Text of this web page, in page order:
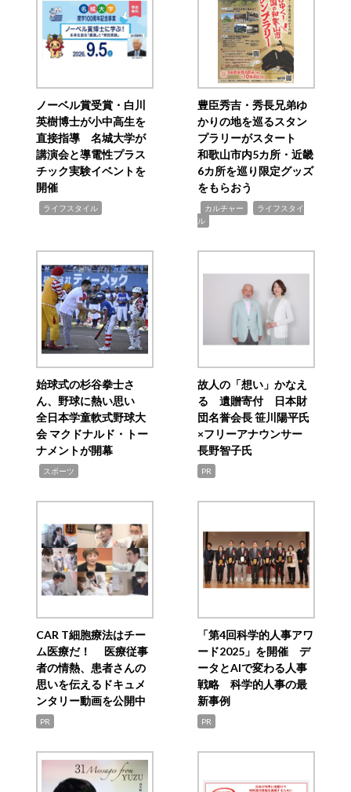
ノーベル賞受賞・白川
英樹博士が小中高生を
直接指導 名城大学が
講演会と導電性プラス
チック実験イベントを
開催
ライフスタイル
豊臣秀吉・秀長兄弟ゆ
かりの地を巡るスタン
プラリーがスタート
和歌山市内5カ所・近畿
6カ所を巡り限定グッズ
をもらおう
カルチャー
ライフスタイ
ル
始球式の杉谷拳士さ
ん、野球に熱い思い
全日本学童軟式野球大
会 マクドナルド・トー
ナメントが開幕
スポーツ
故人の「想い」かなえ
る 遺贈寄付 日本財
団名誉会長 笹川陽平氏
×フリーアナウンサー
長野智子氏
PR
CAR T細胞療法はチー
ム医療だ！ 医療従事
者の情熱、患者さんの
思いを伝えるドキュメ
ンタリー動画を公開中
PR
「第4回科学的人事アワ
ード2025」を開催 デ
ータとAIで変わる人事
戦略 科学的人事の最
新事例
PR